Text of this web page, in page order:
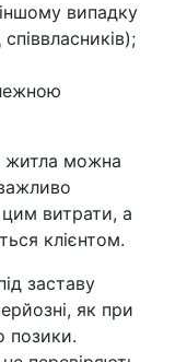
випадку
житла можна
витрати, а
клієнтом.
заставу
як при
позики.